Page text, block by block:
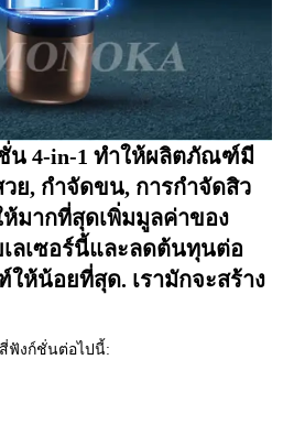
น 4-in-1 ทำให้ผลิตภัณฑ์มี
ย, กำจัดขน, การกำจัดสิว
มากที่สุดเพิ่มมูลค่าของ
ลเซอร์นี้และลดต้นทุนต่อ
ห้น้อยที่สุด. เรามักจะสร้าง
ฟังก์ชั่นต่อไปนี้: